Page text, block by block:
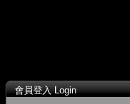
會員登入 Login